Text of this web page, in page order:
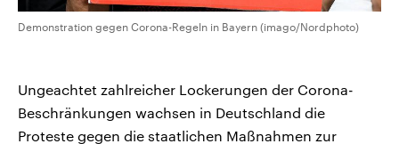
Demonstration gegen Corona-Regeln in Bayern (imago/Nordphoto)
Ungeachtet zahlreicher Lockerungen der Corona-
Beschränkungen wachsen in Deutschland die
Proteste gegen die staatlichen Maßnahmen zur